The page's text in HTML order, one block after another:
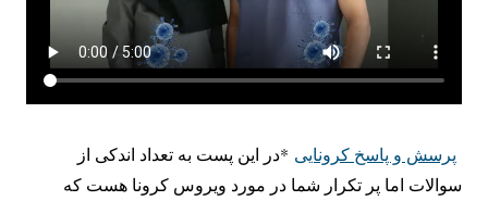
پرسش و پاسخ کرونایی *در این پست به تعداد اندکی از
سوالات اما پر تکرار شما در مورد ویروس کرونا هست که